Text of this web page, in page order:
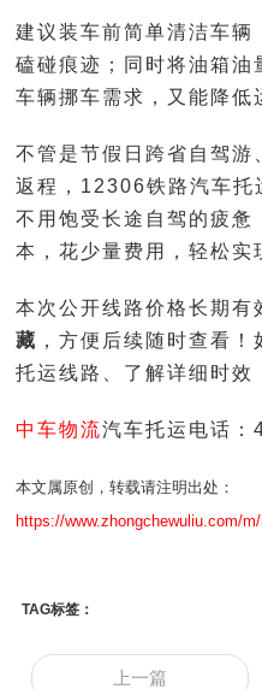
建议装车前简单清洁车辆
磕碰痕迹；同时将油箱
车辆挪车需求，又能降低
不管是节假日跨省自驾游
返程，12306铁路汽车托
不用饱受长途自驾的疲惫
本，花少量费用，轻松实
本次公开线路价格长期有
藏 ，方便后续随时查看
托运线路、了解详细时效
中车物流汽车托运电话
本文属原创，转载请注明出处：
https://www.zhongchewuliu.com/
TAG标签：
上一篇